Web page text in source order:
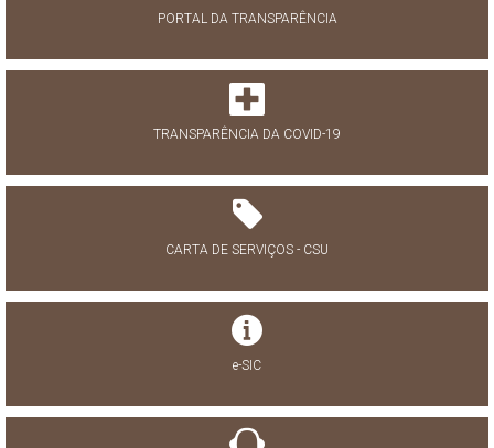
PORTAL DA TRANSPARÊNCIA
TRANSPARÊNCIA DA COVID-19
CARTA DE SERVIÇOS - CSU
e-SIC